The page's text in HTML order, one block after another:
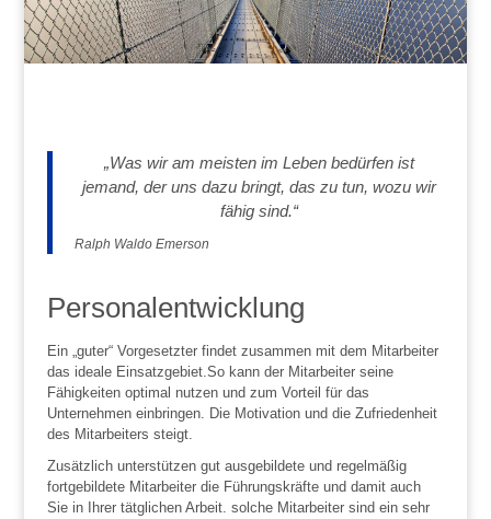
„Was wir am meisten im Leben bedürfen ist
jemand, der uns dazu bringt, das zu tun, wozu wir
fähig sind.“
Ralph Waldo Emerson
Personalentwicklung
Ein „guter“ Vorgesetzter findet zusammen mit dem Mitarbeiter
das ideale Einsatzgebiet.So kann der Mitarbeiter seine
Fähigkeiten optimal nutzen und zum Vorteil für das
Unternehmen einbringen. Die Motivation und die Zufriedenheit
des Mitarbeiters steigt.
Zusätzlich unterstützen gut ausgebildete und regelmäßig
fortgebildete Mitarbeiter die Führungskräfte und damit auch
Sie in Ihrer tätglichen Arbeit. solche Mitarbeiter sind ein sehr